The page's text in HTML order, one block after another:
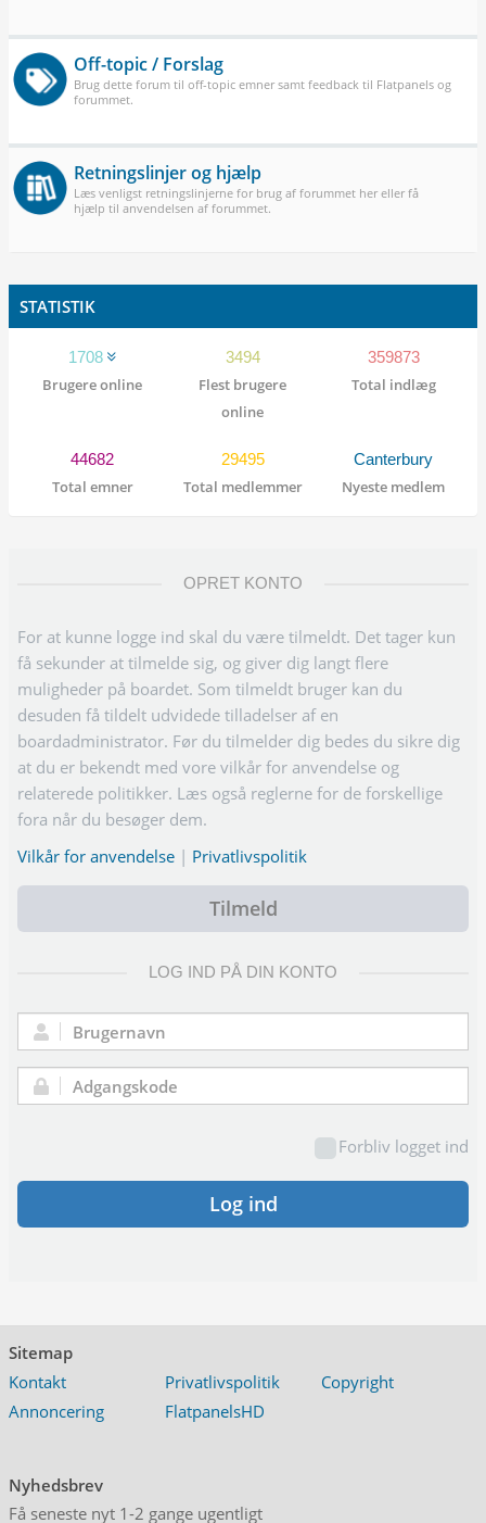
Off-topic / Forslag
Brug dette forum til off-topic emner samt feedback til Flatpanels og
forummet.
Retningslinjer og hjælp
Læs venligst retningslinjerne for brug af forummet her eller få
hjælp til anvendelsen af forummet.
STATISTIK
1708
Brugere online
3494
Flest brugere
online
359873
Total indlæg
44682
Total emner
29495
Total medlemmer
Canterbury
Nyeste medlem
OPRET KONTO
For at kunne logge ind skal du være tilmeldt. Det tager kun
få sekunder at tilmelde sig, og giver dig langt flere
muligheder på boardet. Som tilmeldt bruger kan du
desuden få tildelt udvidede tilladelser af en
boardadministrator. Før du tilmelder dig bedes du sikre dig
at du er bekendt med vore vilkår for anvendelse og
relaterede politikker. Læs også reglerne for de forskellige
fora når du besøger dem.
Vilkår for anvendelse | Privatlivspolitik
Tilmeld
LOG IND PÅ DIN KONTO
Brugernavn:
Adgangskode:
Forbliv logget ind
Log ind
Sitemap
Kontakt
Privatlivspolitik
Copyright
Annoncering
FlatpanelsHD
Nyhedsbrev
Få seneste nyt 1-2 gange ugentligt